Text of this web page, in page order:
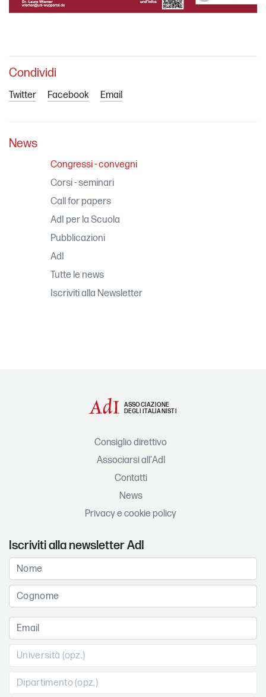
Condividi
Twitter Facebook Email
News
Congressi - convegni
Corsi - seminari
Call for papers
AdI per la Scuola
Pubblicazioni
AdI
Tutte le news
Iscriviti alla Newsletter
ASSOCIAZIONE
DEGLI ITALIANISTI
Consiglio direttivo
Associarsi all'AdI
Contatti
News
Privacy e cookie policy
Iscriviti alla newsletter AdI